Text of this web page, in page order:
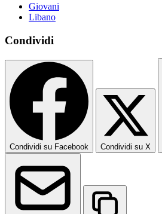
Giovani
Libano
Condividi
Condividi su Facebook Condividi su X